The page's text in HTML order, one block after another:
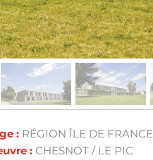
: RÉGION ÎLE DE FRANCE
: CHESNOT / LE PIC